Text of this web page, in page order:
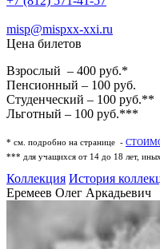
misp@mispxx-xxi.ru
Цена билетов
Взрослый – 400 руб.*
Пенсионный – 100 руб.
Студенческий – 100 руб.**
Льготный – 100 руб.***
* см. подробно на странице -
*** для учащихся от 14 до 18 лет,
Коллекция История
Еремеев Олег Аркадьевич